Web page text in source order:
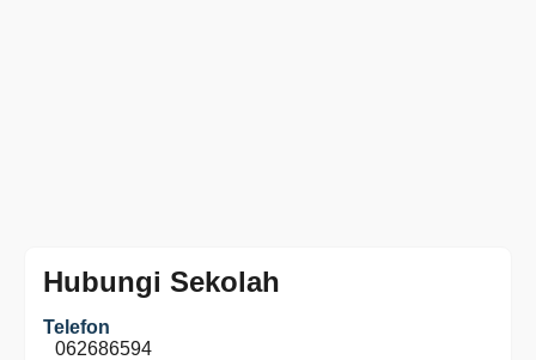
Hubungi Sekolah
Telefon
062686594